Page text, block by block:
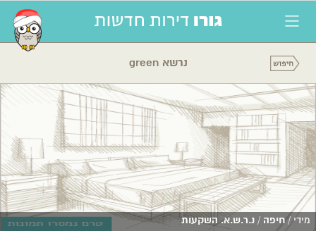
נרשא green
מידי /חיפה / נ.ר.ש.א. השקעות